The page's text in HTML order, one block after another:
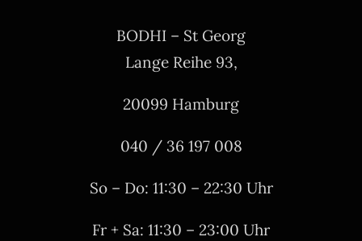
BODHI – St Georg
Lange Reihe 93,
20099 Hamburg
040 / 36 197 008
So – Do: 11:30 – 22:30 Uhr
Fr + Sa: 11:30 – 23:00 Uhr